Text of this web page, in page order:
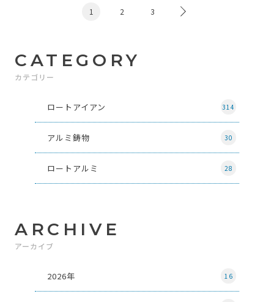
1 2 3
CATEGORY
カテゴリー
ロートアイアン 314
アルミ鋳物 30
ロートアルミ 28
ARCHIVE
アーカイブ
2026年 16